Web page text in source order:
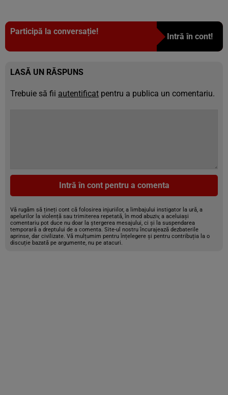
Participă la conversație!
Intră în cont!
LASĂ UN RĂSPUNS
Trebuie să fii autentificat pentru a publica un comentariu.
Intră în cont pentru a comenta
Vă rugăm să țineți cont că folosirea injuriilor, a limbajului instigator la ură, a
apelurilor la violență sau trimiterea repetată, în mod abuziv, a aceluiași
comentariu pot duce nu doar la ștergerea mesajului, ci și la suspendarea
temporară a dreptului de a comenta. Site-ul nostru încurajează dezbaterile
aprinse, dar civilizate. Vă mulțumim pentru înțelegere și pentru contribuția la o
discuție bazată pe argumente, nu pe atacuri.